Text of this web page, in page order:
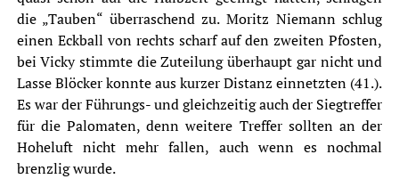
die „Tauben“ überraschend zu. Moritz Niemann schlug
einen Eckball von rechts scharf auf den zweiten Pfosten,
bei Vicky stimmte die Zuteilung überhaupt gar nicht und
Lasse Blöcker konnte aus kurzer Distanz einnetzten (41.).
Es war der Führungs- und gleichzeitig auch der Siegtreffer
für die Palomaten, denn weitere Treffer sollten an der
Hoheluft nicht mehr fallen, auch wenn es nochmal
brenzlig wurde.